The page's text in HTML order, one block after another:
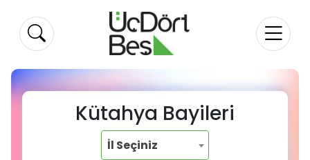
Kütahya Bayileri
İl Seçiniz